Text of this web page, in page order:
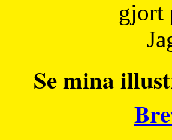
gjort
Se mina